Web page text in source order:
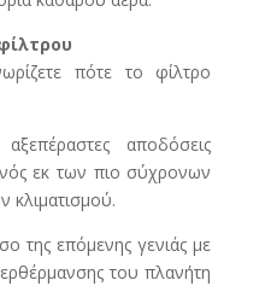
πότε το φίλτρο
αποδόσεις
εκ των πιο σύχρονων
κλιματισμού.
της επόμενης γενιάς με
του πλανήτη